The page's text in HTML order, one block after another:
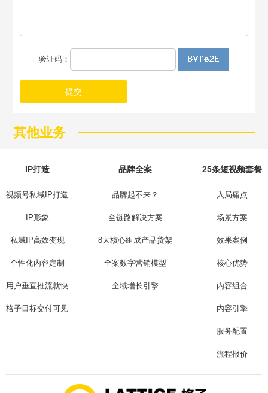
验证码：
提交
其他业务
IP打造
视频号私域IP打造
IP形象
私域IP高效变现
个性化内容定制
用户垂直推流就快
格子目标交付可见
品牌全案
品牌起不来？
全链路解决方案
8大核心组成产品货架
全案数字营销模型
全域增长引擎
25条短视频套餐
入局痛点
场景方案
效果案例
核心优势
内容组合
内容引擎
服务配置
流程报价